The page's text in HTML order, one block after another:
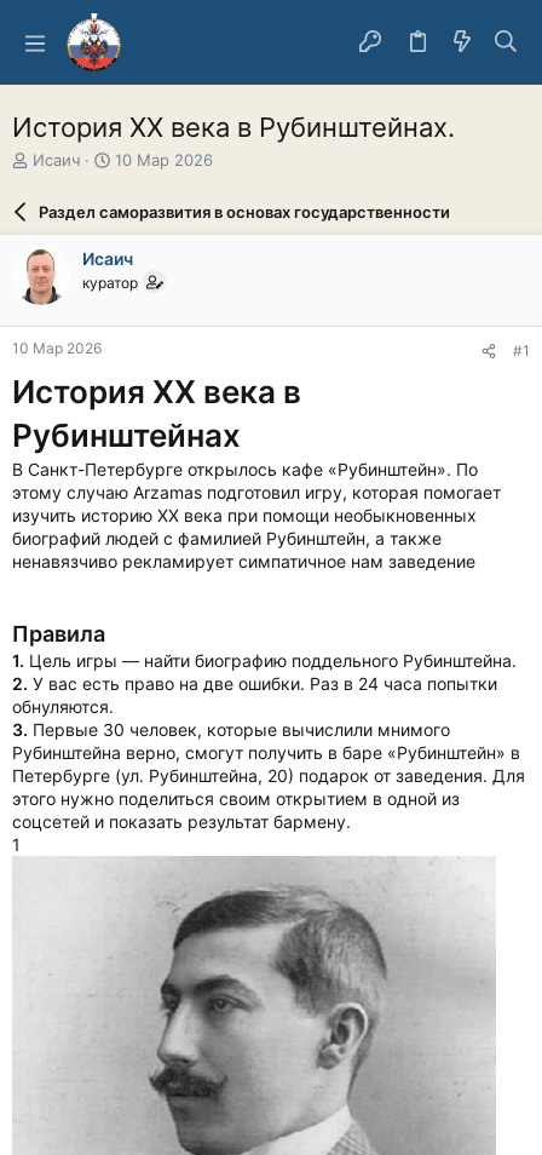
История XX века в Рубинштейнах.
А
о
р
т
е
м
ы
Исаич
Д
а
а
ч
л
10 Мар 2026
Раздел саморазвития в основах государственности
Исаич
куратор
10 Мар 2026 #1
История XX века в
Рубинштейнах
В Санкт-Петербурге открылось кафе «Рубинштейн». По
этому случаю Arzamas подготовил игру, которая помогает
изучить историю XX века при помощи необыкновенных
биографий людей с фамилией Рубинштейн, а также
ненавязчиво рекламирует симпатичное нам заведение
Правила
1. Цель игры — найти биографию поддельного Рубинштейна.
2. У вас есть право на две ошибки. Раз в 24 часа попытки
обнуляются.
3. Первые 30 человек, которые вычислили мнимого
Рубинштейна верно, смогут получить в баре «Рубинштейн» в
Петербурге (ул. Рубинштейна, 20) подарок от заведения. Для
этого нужно поделиться своим открытием в одной из
соцсетей и показать результат бармену.
1